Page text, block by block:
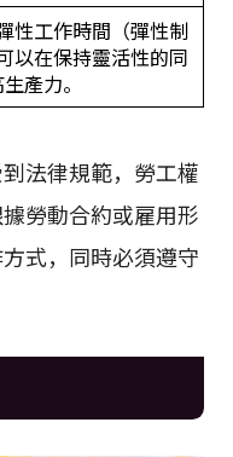
性工作時間（彈性制
以在保持靈活性的同
產力。
法律規範，勞工權
勞動合約或雇用形
式，同時必須遵守